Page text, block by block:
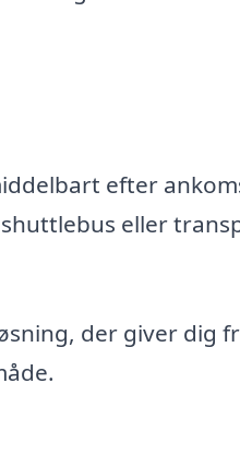
efter
eller
der giver dig